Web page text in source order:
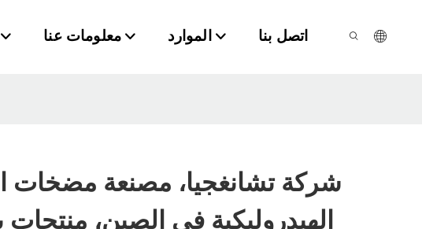
معلومات عنا الموارد اتصل بنا
شركة تشانغجيا، مصنعة مضخات
الهيدروليكية في الصين، منتجات